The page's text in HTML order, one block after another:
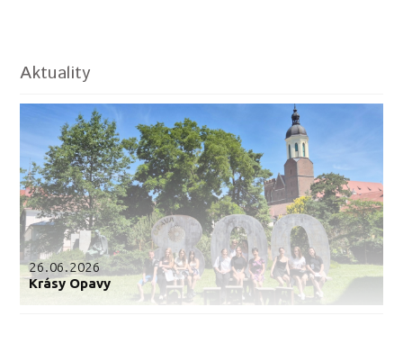
Aktuality
26.06.2026
Krásy Opavy